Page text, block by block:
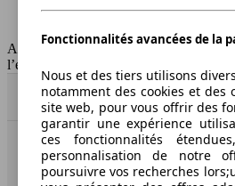
Classe d'émissions
Euro 3
Capacité du réservoir
80 l
AutoScout24 Belgium SA décline toute
l’exactitude des informations fournies
AutoScout24: la plus grande
voitures en Europe.
Fonctionnalités avancées de la
Nous et des tiers utilisons
notamment des cookies et
site web, pour vous offrir des
garantir une expérience
ces fonctionnalités
personnalisation de notre
poursuivre vos recherches